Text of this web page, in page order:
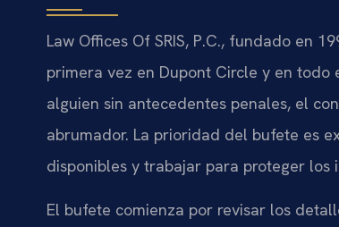
Law Offices Of SRIS, P.C., fundado en
primera vez en Dupont Circle y en
alguien sin antecedentes penales, el
abrumador. La prioridad del bufete es
disponibles y trabajar para proteger
El bufete comienza por revisar los